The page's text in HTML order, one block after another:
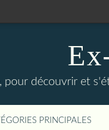
pour découvrir et
PRINCIPALES